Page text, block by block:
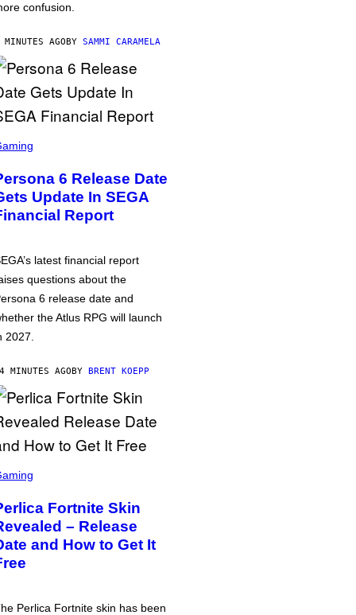
confusion.
AGOBY SAMMI CARAMELA
6 Release Date
Update In SEGA
Report
latest financial report
questions about the
6 release date and
the Atlus RPG will launch
2027.
MINUTES AGOBY BRENT KOEPP
Fortnite Skin
– Release
and How to Get It
Perlica Fortnite skin has been